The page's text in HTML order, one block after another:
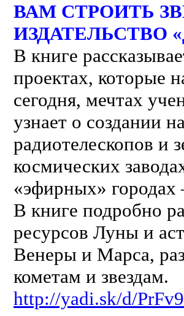
ВАМ СТРОИТЬ
ИЗДАТЕЛЬСТВО
В книге
проектах, которые
сегодня, мечтах
узнает о создании
радиотелескопов и
космических
«эфирных»
В книге подробно
ресурсов Луны и
Венеры и Марса,
кометам и звездам.
http://yadi.sk/d/